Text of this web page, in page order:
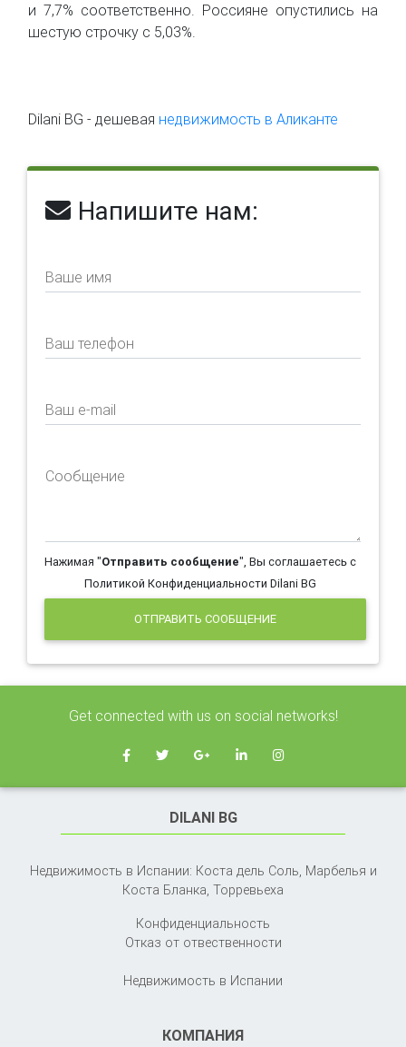
и 7,7% соответственно. Россияне опустились на
шестую строчку с 5,03%.
Dilani BG - дешевая недвижимость в Аликанте
Напишите нам:
Ваше имя
Ваш телефон
Ваш e-mail
Сообщение
Нажимая "Отправить сообщение", Вы соглашаетесь с
Политикой Конфиденциальности Dilani BG
ОТПРАВИТЬ СООБЩЕНИЕ
Get connected with us on social networks!
DILANI BG
Недвижимость в Испании: Коста дель Соль, Марбелья и
Коста Бланка, Торревьеха
Конфиденциальность
Отказ от отвественности
Недвижимость в Испании
КОМПАНИЯ